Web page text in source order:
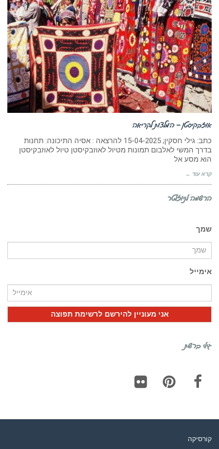
אוזבקיסטן – המלצות לקריאה
כתב: גילי חסקין; 15-04-2025 להרצאה : אסיה התיכונה: תחנות
בדרך המשי לאלבום תמונות מטיול לאוזבקיסטן טיול לאוזבקיסטן
הוא מסע אל
קרא עוד ←
הרשמה לניוזלטר
שמך
אימייל
גילי ברשת
קורסיקה